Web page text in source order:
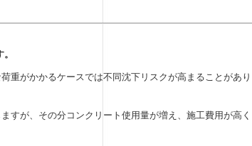
重がかかるケースでは不同沈下リスクが高まることがあり
すが、その分コンクリート使用量が増え、施工費用が高く